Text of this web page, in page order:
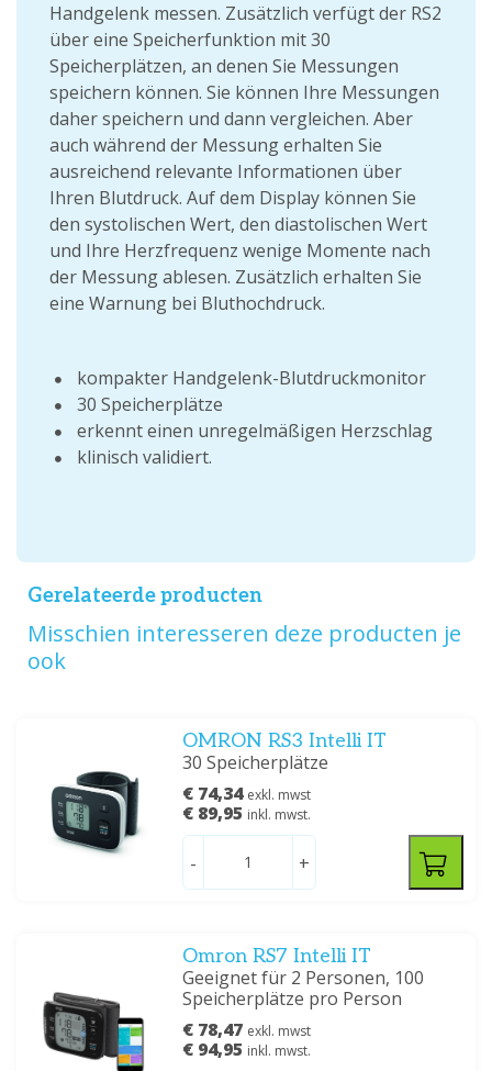
Handgelenk messen. Zusätzlich verfügt der RS2
über eine Speicherfunktion mit 30
Speicherplätzen, an denen Sie Messungen
speichern können. Sie können Ihre Messungen
daher speichern und dann vergleichen. Aber
auch während der Messung erhalten Sie
ausreichend relevante Informationen über
Ihren Blutdruck. Auf dem Display können Sie
den systolischen Wert, den diastolischen Wert
und Ihre Herzfrequenz wenige Momente nach
der Messung ablesen. Zusätzlich erhalten Sie
eine Warnung bei Bluthochdruck.
kompakter Handgelenk-Blutdruckmonitor
30 Speicherplätze
erkennt einen unregelmäßigen Herzschlag
klinisch validiert.
Gerelateerde producten
Misschien interesseren deze producten je
ook
OMRON RS3 Intelli IT
30 Speicherplätze
€ 74,34 exkl. mwst
€ 89,95 inkl. mwst.
- +
Omron RS7 Intelli IT
Geeignet für 2 Personen, 100
Speicherplätze pro Person
€ 78,47 exkl. mwst
€ 94,95 inkl. mwst.